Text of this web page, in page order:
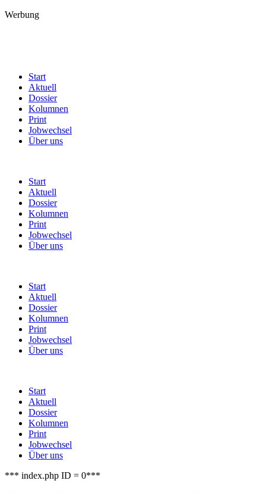
Werbung
Start
Aktuell
Dossier
Kolumnen
Print
Jobwechsel
Über uns
Start
Aktuell
Dossier
Kolumnen
Print
Jobwechsel
Über uns
Start
Aktuell
Dossier
Kolumnen
Print
Jobwechsel
Über uns
Start
Aktuell
Dossier
Kolumnen
Print
Jobwechsel
Über uns
*** index.php ID = 0***